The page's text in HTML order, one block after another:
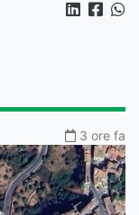
3 ore fa